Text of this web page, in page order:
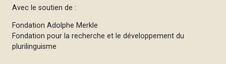
Avec le soutien de :
Fondation Adolphe Merkle
Fondation pour la recherche et le développement du
plurilinguisme